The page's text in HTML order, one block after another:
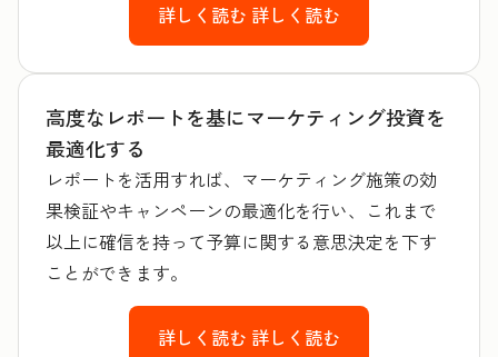
詳しく読む 詳しく読む
高度なレポートを基にマーケティング投資を
最適化する
レポートを活用すれば、マーケティング施策の効
果検証やキャンペーンの最適化を行い、これまで
以上に確信を持って予算に関する意思決定を下す
ことができます。
詳しく読む 詳しく読む